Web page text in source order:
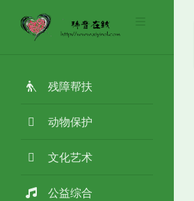
残障帮扶
动物保护
文化艺术
公益综合